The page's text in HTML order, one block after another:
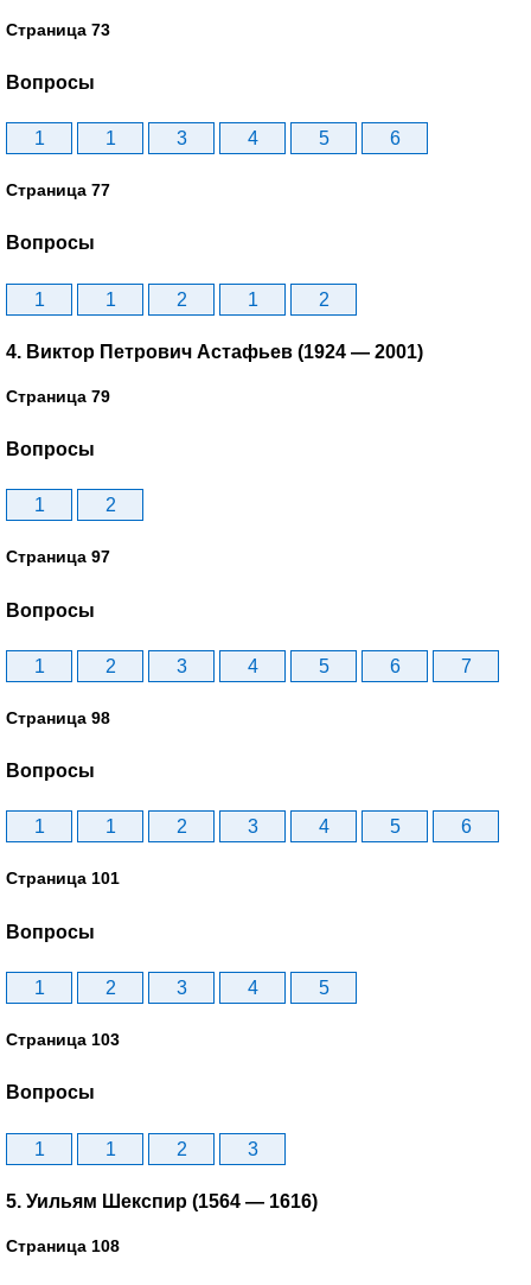
Страница 73
Вопросы
1 1 3 4 5 6
Страница 77
Вопросы
1 1 2 1 2
4. Виктор Петрович Астафьев (1924 — 2001)
Страница 79
Вопросы
1 2
Страница 97
Вопросы
1 2 3 4 5 6 7
Страница 98
Вопросы
1 1 2 3 4 5 6
Страница 101
Вопросы
1 2 3 4 5
Страница 103
Вопросы
1 1 2 3
5. Уильям Шекспир (1564 — 1616)
Страница 108